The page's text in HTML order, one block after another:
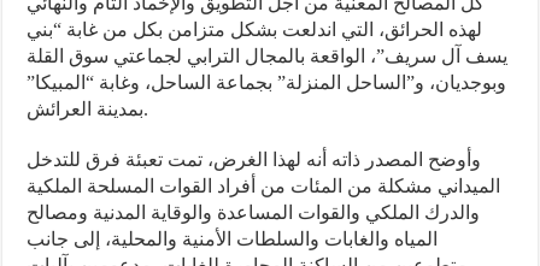
لهذه الحرائق، التي اندلعت بشكل متزامن بكل من غابة “بني
يسف آل سريف”، الواقعة بالمجال الترابي لجماعتي سوق القلة
وبوجديان، و”الساحل المنزلة” بجماعة الساحل، وغابة “المبيكا”
بمدينة العرائش.
وأوضح المصدر ذاته أنه لهذا الغرض، تمت تعبئة فرق للتدخل
الميداني مشكلة من المئات من أفراد القوات المسلحة الملكية
والدرك الملكي والقوات المساعدة والوقاية المدنية ومصالح
المياه والغابات والسلطات الأمنية والمحلية، إلى جانب